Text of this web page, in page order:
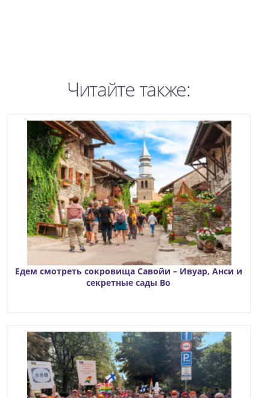
Читайте также:
Едем смотреть сокровища Савойи – Ивуар, Анси и
секретные сады Во